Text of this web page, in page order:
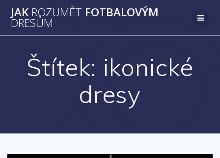
na
JAK ROZUMĚT FOTBALOVÝM
DRESŮM
Štítek: ikonické
dresy